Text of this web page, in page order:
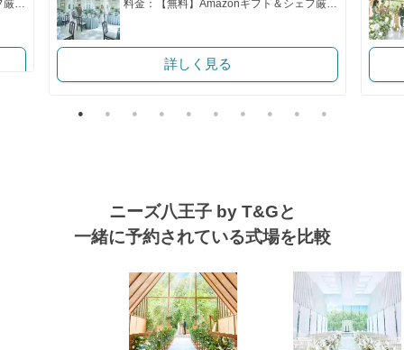
詳しく見る
ニーズ八王子 by T&Gと
一緒に予約されている式場を比較